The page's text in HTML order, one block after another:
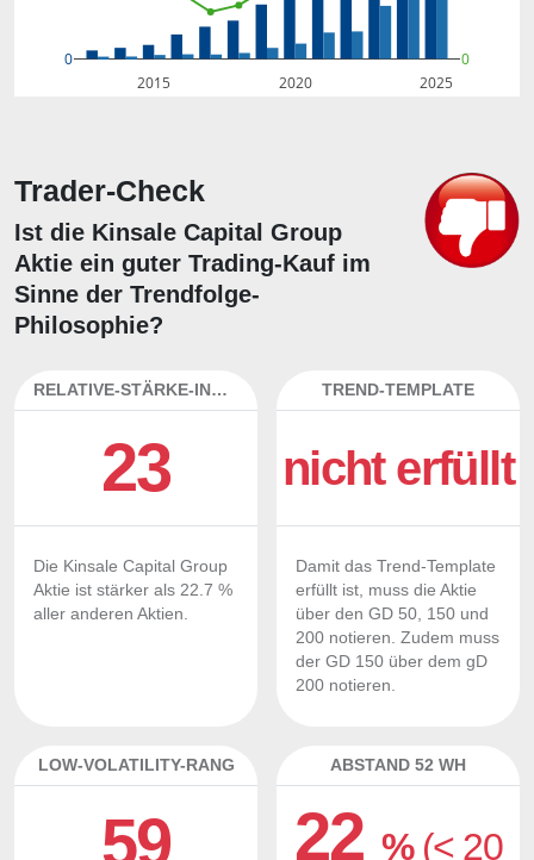
2015 2020 2025
0 0
Trader-Check
Ist die Kinsale Capital Group
Aktie ein guter Trading-Kauf im
Sinne der Trendfolge-
Philosophie?
RELATIVE-STÄRKE-INDEX
23
Die Kinsale Capital Group
Aktie ist stärker als 22.7 %
aller anderen Aktien.
TREND-TEMPLATE
nicht erfüllt
Damit das Trend-Template
erfüllt ist, muss die Aktie
über den GD 50, 150 und
200 notieren. Zudem muss
der GD 150 über dem gD
200 notieren.
LOW-VOLATILITY-RANG
59
ABSTAND 52 WH
22% (< 20